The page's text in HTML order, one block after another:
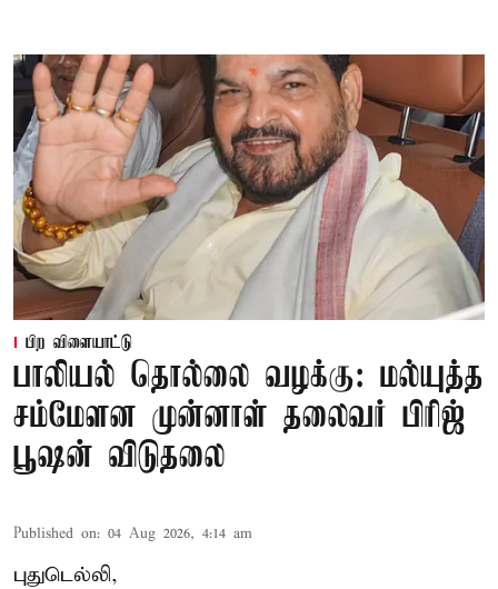
பிற விளையாட்டு
பாலியல் தொல்லை வழக்கு: மல்யுத்த
சம்மேளன முன்னாள் தலைவர் பிரிஜ்
பூஷன் விடுதலை
Published on: 04 Aug 2026, 4:14 am
புதுடெல்லி,